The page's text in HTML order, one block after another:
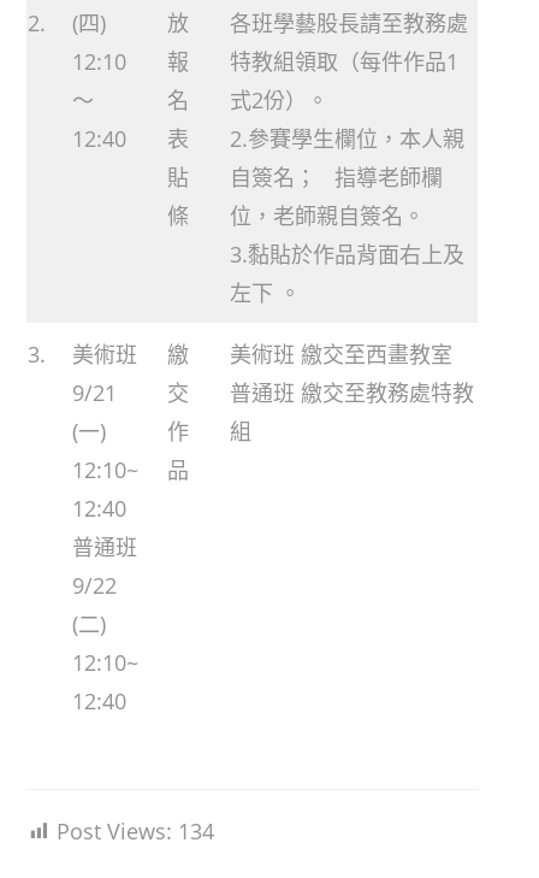
2.
(四)
12:10
〜
12:40
放
報
名
表
貼
條
各班學藝股長請至教務處
特教組領取（每件作品1
式2份）。
2.參賽學生欄位，本人親
自簽名； 指導老師欄
位，老師親自簽名。
3.黏貼於作品背面右上及
左下 。
3.
美術班
9/21
(一)
12:10~
12:40
普通班
9/22
(二)
12:10~
12:40
繳
交
作
品
美術班 繳交至西畫教室
普通班 繳交至教務處特教
組
Post Views: 134